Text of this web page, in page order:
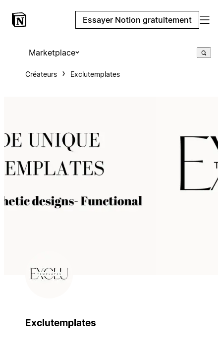
Essayer Notion gratuitement
Marketplace
Créateurs Exclutemplates
Exclutemplates